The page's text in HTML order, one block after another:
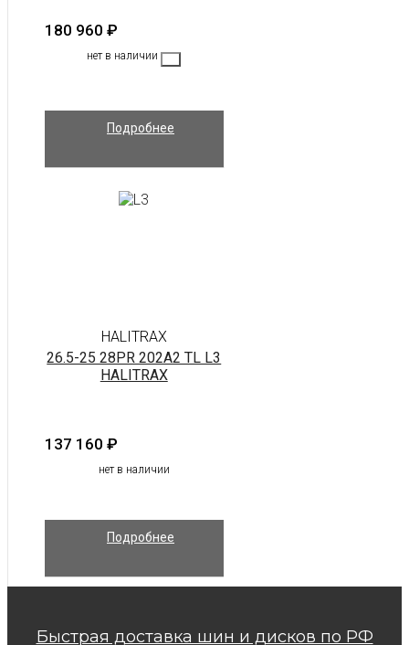
180 960 ₽
нет в наличии
Подробнее
HALITRAX
26.5-25 28PR 202A2 TL L3
HALITRAX
137 160 ₽
нет в наличии
Подробнее
Быстрая доставка шин и дисков по РФ